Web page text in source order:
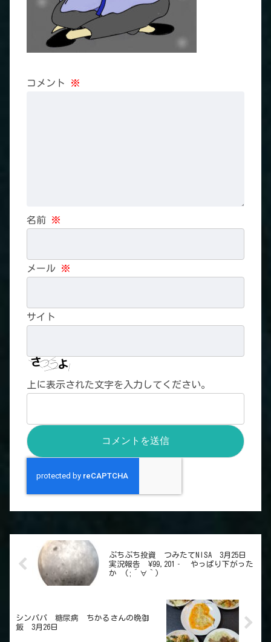
コメント ※
名前 ※
メール ※
サイト
上に表示された文字を入力してください。
ぷちぷち投資 つみたてNISA 3月25日
実況報告 ¥99,201‐ やっぱり下がった
か (;´∀｀)
シンパパ 糖尿病 ちかるさんの晩御
飯 3月26日